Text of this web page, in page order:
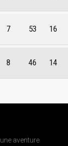
7 53 16
8 46 14
aventure